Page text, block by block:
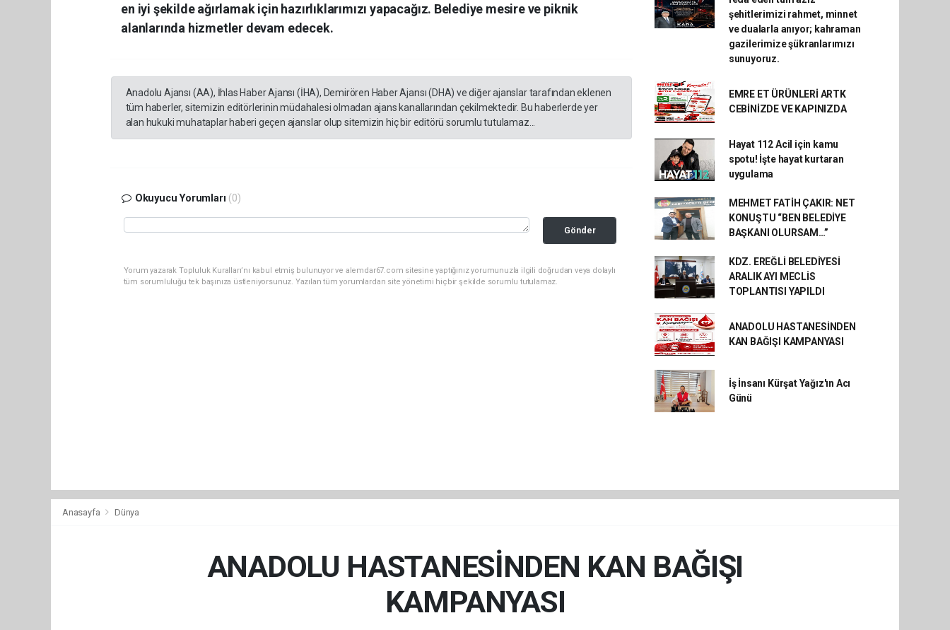
en iyi şekilde ağırlamak için hazırlıklarımızı yapacağız. Belediye mesire ve piknik
alanlarında hizmetler devam edecek.
Anadolu Ajansı (AA), İhlas Haber Ajansı (İHA), Demirören Haber Ajansı (DHA) ve diğer ajanslar tarafından eklenen
tüm haberler, sitemizin editörlerinin müdahalesi olmadan ajans kanallarından çekilmektedir. Bu haberlerde yer
alan hukuki muhataplar haberi geçen ajanslar olup sitemizin hiç bir editörü sorumlu tutulamaz...
Okuyucu Yorumları (0)
Gönder
Yorum yazarak Topluluk Kuralları’nı kabul etmiş bulunuyor ve alemdar67.com sitesine yaptığınız yorumunuzla ilgili doğrudan veya dolaylı
tüm sorumluluğu tek başınıza üstleniyorsunuz. Yazılan tüm yorumlardan site yönetimi hiçbir şekilde sorumlu tutulamaz.
şehitlerimizi rahmet, minnet
ve dualarla anıyor; kahraman
gazilerimize şükranlarımızı
sunuyoruz.
EMRE ET ÜRÜNLERİ ARTK
CEBİNİZDE VE KAPINIZDA
Hayat 112 Acil için kamu
spotu! İşte hayat kurtaran
uygulama
MEHMET FATİH ÇAKIR: NET
KONUŞTU “BEN BELEDİYE
BAŞKANI OLURSAM…”
KDZ. EREĞLİ BELEDİYESİ
ARALIK AYI MECLİS
TOPLANTISI YAPILDI
ANADOLU HASTANESİNDEN
KAN BAĞIŞI KAMPANYASI
İş İnsanı Kürşat Yağız'ın Acı
Günü
Anasayfa Dünya
ANADOLU HASTANESİNDEN KAN BAĞIŞI
KAMPANYASI